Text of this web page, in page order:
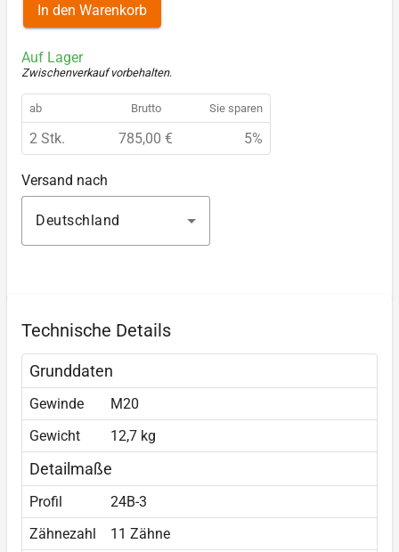
In den Warenkorb
Auf Lager
Zwischenverkauf vorbehalten.
ab Brutto Sie sparen
2 Stk. 785,00 € 5%
Versand nach
Deutschland
Technische Details
Grunddaten
Gewinde
M20
Gewicht
12,7 kg
Detailmaße
Profil
24B-3
Zähnezahl
11 Zähne